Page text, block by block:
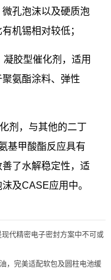
孔泡沫以及硬质泡
机锡相对较低；
胶型催化剂，适用
氨酯涂料、弹性
剂，与其他的二丁
基甲酸酯反应具有
了水解稳定性，适
及CASE应用中。
代精密电子密封方案中不可或
，完美适配软包及圆柱电池缓